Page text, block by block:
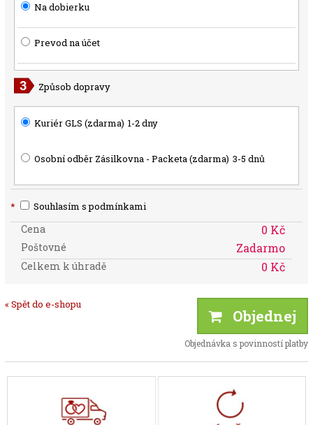
Na dobierku
Prevod na účet
Způsob dopravy
Kuriér GLS (zdarma) 1-2 dny
Osobní odběr Zásilkovna - Packeta (zdarma) 3-5 dnů
* Souhlasím s podmínkami
Cena 0 Kč
Poštovné Zadarmo
Celkem k úhradě 0 Kč
« Spět do e-shopu
Objednej
Objednávka s povinností platby